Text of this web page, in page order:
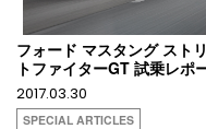
フォード マスタング スト
トファイターGT 試乗レポ
2017.03.30
SPECIAL ARTICLES